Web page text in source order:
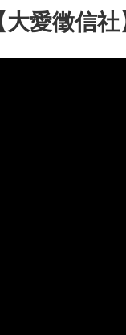
愛徵信社